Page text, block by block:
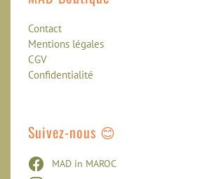
Contact
Mentions légales
CGV
Confidentialité
Suivez-nous 😊
MAD in MAROC